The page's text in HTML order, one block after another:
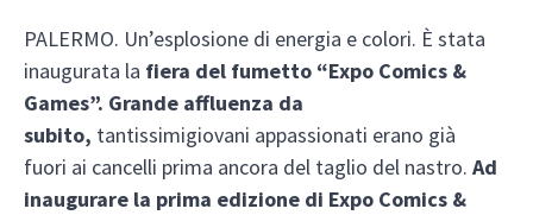
PALERMO. Un’esplosione di energia e colori. È stata
inaugurata la fiera del fumetto “Expo Comics &
Games”. Grande affluenza da
subito, tantissimigiovani appassionati erano già
fuori ai cancelli prima ancora del taglio del nastro. Ad
inaugurare la prima edizione di Expo Comics &